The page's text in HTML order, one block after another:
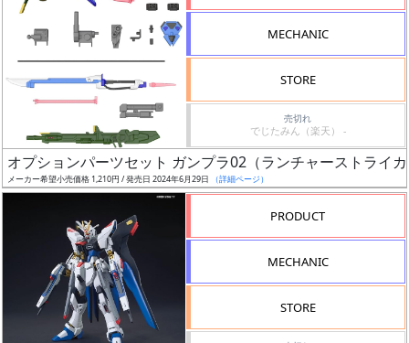
ト
タ
ー
（β）
MECHANIC
STORE
売切れ
でじたみん（楽天） -
オプションパーツセット ガンプラ02（ランチャーストライ
メーカー希望小売価格 1,210円 / 発売日 2024年6月29日 （詳細ページ）
PRODUCT
MECHANIC
STORE